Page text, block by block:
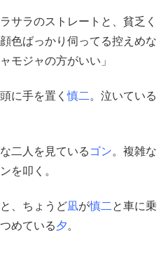
サラのストレートと、貧乏く
色ばっかり伺ってる控えめな
モジャの方がいい」
に手を置く慎二 。泣いている
二人を見ている ゴン。複雑な
を叩く。
、ちょうど凪が慎二 と車に乗
めている夕。